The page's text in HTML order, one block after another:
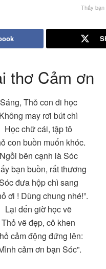
Thấy bạn
thơ Cảm ơn
Sáng, Thỏ con đi học
Không may rơi bút chì
Học chữ cái, tập tô
con buồn muốn khóc.
Ngồi bên cạnh là Sóc
bạn buồn, rất thương
đưa hộp chì sang
ơi ! Dùng chung nhé!”.
Lại đến giờ học vẽ
Thỏ vẽ đẹp, cô khen
cảm động đứng lên:
cảm ơn bạn Sóc”.